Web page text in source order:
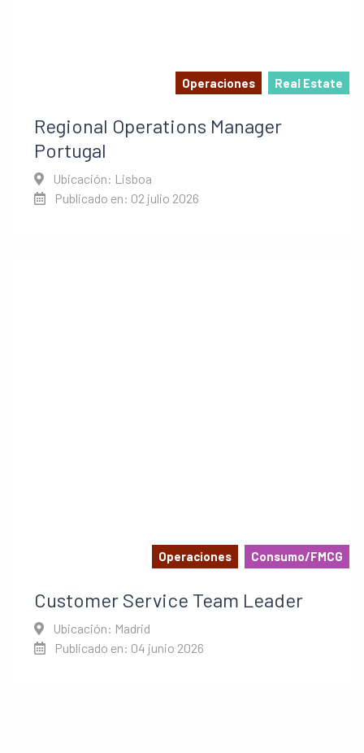
Operaciones Real Estate
Regional Operations Manager
Portugal
Ubicación: Lisboa
Publicado en: 02 julio 2026
Operaciones Consumo/FMCG
Customer Service Team Leader
Ubicación: Madrid
Publicado en: 04 junio 2026